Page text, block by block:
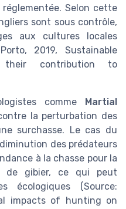
Selon cette
sont sous contrôle,
aux cultures locales
2019, Sustainable
contribution to
comme Martial
la perturbation des
surchasse. Le cas du
des prédateurs
à la chasse pour la
de gibier, ce qui peut
écologiques (Source:
impacts of hunting on